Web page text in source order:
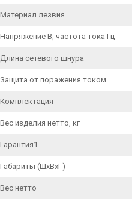
Материал лезвия
Напряжение В, частота тока Гц
Длина сетевого шнура
Защита от поражения током
Комплектация
Вес изделия нетто, кг
Гарантия1
Габариты (ШxВxГ)
Вес нетто